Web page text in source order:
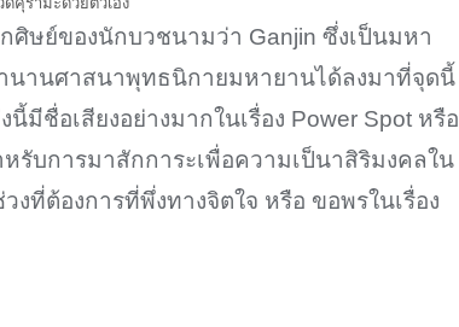
ศิษย์ของนักบวชนามว่า Ganjin ซึ่งเป็นมหา
นานศาสนาพุทธนิกายมหายานได้ลงมาที่จุดนี้
มีชื่อเสียงอย่างมากในเรื่อง Power Spot หรือ
รับการมาสักการะเพื่อความเป็นาสิริมงคลใน
ที่ต้องการที่พึ่งทางจิตใจ หรือ ขอพรในเรื่อง